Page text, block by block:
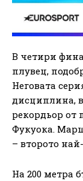
В четири
плувец,
Неговата
дисциплина, в
рекордьор
Фукуока.
– второто
На 200 метра